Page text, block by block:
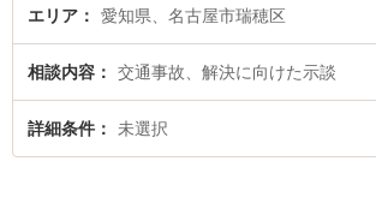
エリア 愛知県、名古屋市瑞穂区
相談内容 交通事故、解決に向けた示談
詳細条件 未選択